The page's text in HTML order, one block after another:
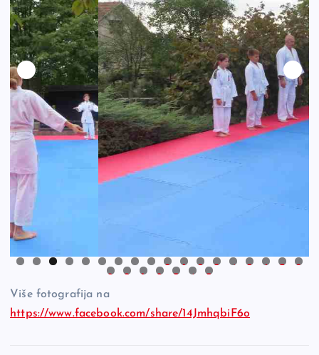
0 1 2 3 4 5 6 7
8
9
0 1 2 3 4
5
Više fotografija na
https://www.facebook.com/share/14JmhqbiF6o